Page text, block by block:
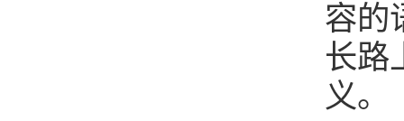
容的
长路
义。